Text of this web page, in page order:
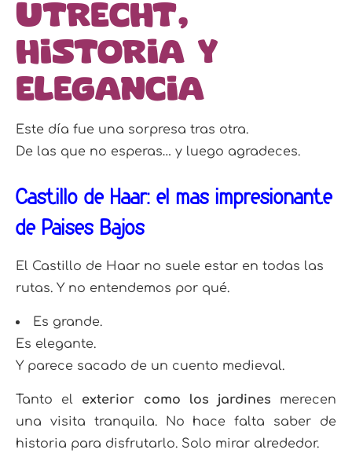
Utrecht,
historia y
elegancia
Este día fue una sorpresa tras otra.
De las que no esperas… y luego agradeces.
Castillo de Haar: el más impresionante
de Países Bajos
El Castillo de Haar no suele estar en todas las
rutas. Y no entendemos por qué.
Es grande.
Es elegante.
Y parece sacado de un cuento medieval.
Tanto el exterior como los jardines merecen
una visita tranquila. No hace falta saber de
historia para disfrutarlo. Solo mirar alrededor.